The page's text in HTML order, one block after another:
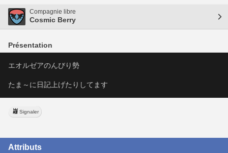
Compagnie libre
Cosmic Berry
Présentation
エオルゼアのんびり勢
たま～に日記上げたりしてます
Signaler
Attributs